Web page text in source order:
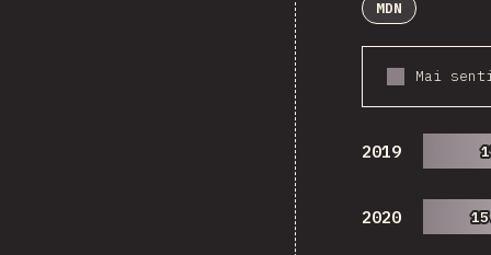
MDN
Mai
2019
2020